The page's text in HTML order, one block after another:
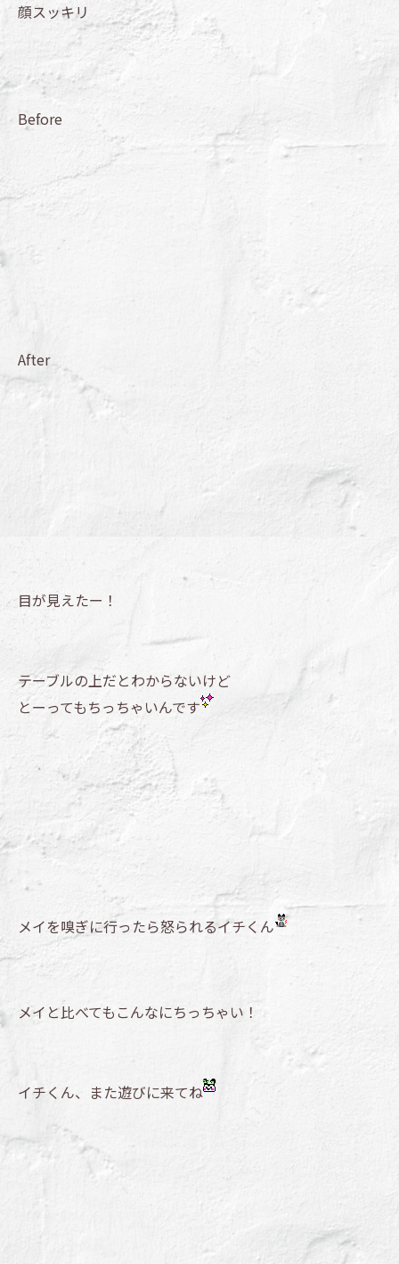
顔スッキリ
Before
After
目が見えたー！
テーブルの上だとわからないけど
とーってもちっちゃいんです
メイを嗅ぎに行ったら怒られるイチくん
メイと比べてもこんなにちっちゃい！
イチくん、また遊びに来てね